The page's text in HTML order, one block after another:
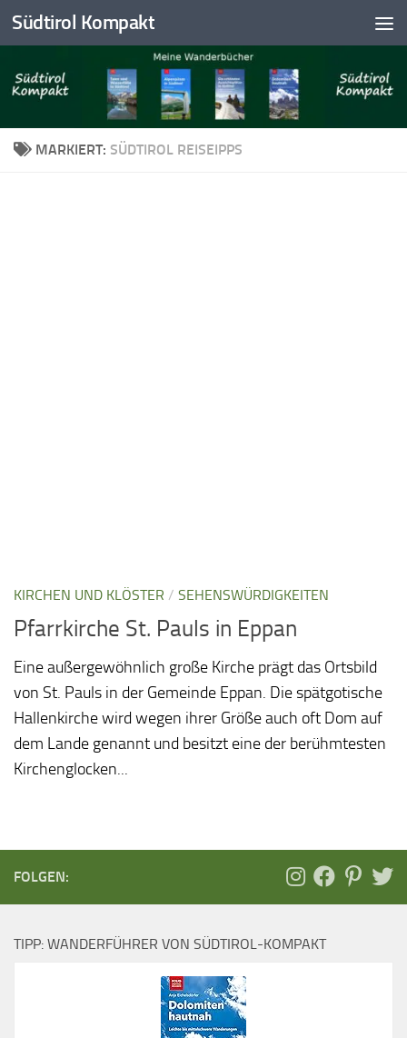
Skip to content
Südtirol Kompakt
MARKIERT: SÜDTIROL REISEIPPS
KIRCHEN UND KLÖSTER / SEHENSWÜRDIGKEITEN
Pfarrkirche St. Pauls in Eppan
Eine außergewöhnlich große Kirche prägt das Ortsbild
von St. Pauls in der Gemeinde Eppan. Die spätgotische
Hallenkirche wird wegen ihrer Größe auch oft Dom auf
dem Lande genannt und besitzt eine der berühmtesten
Kirchenglocken...
FOLGEN:
TIPP: WANDERFÜHRER VON SÜDTIROL-KOMPAKT